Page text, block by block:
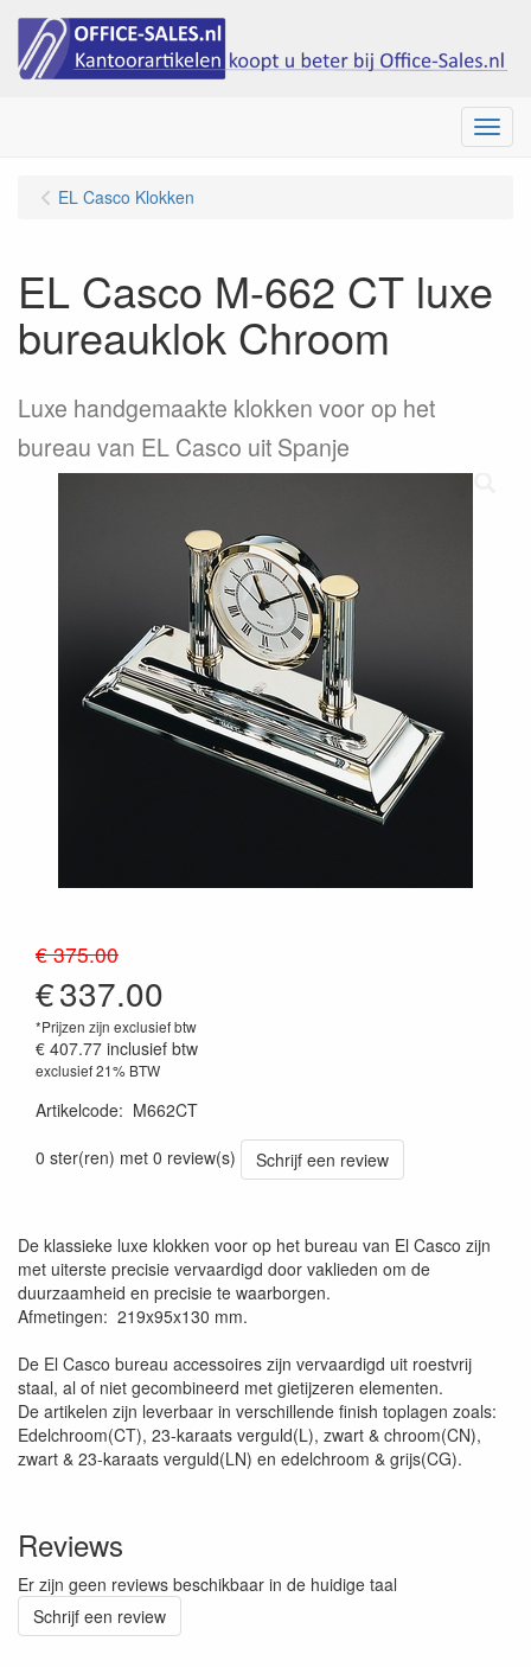
Menu
EL Casco Klokken
EL Casco M-662 CT luxe
bureauklok Chroom
Luxe handgemaakte klokken voor op het
bureau van EL Casco uit Spanje
€ 375.00
€337.00
*Prijzen zijn exclusief btw
€ 407.77 inclusief btw
exclusief 21% BTW
Artikelcode: M662CT
0 ster(ren) met 0 review(s)
Schrijf een review
De klassieke luxe klokken voor op het bureau van El Casco zijn
met uiterste precisie vervaardigd door vaklieden om de
duurzaamheid en precisie te waarborgen.
Afmetingen: 219x95x130 mm.
De El Casco bureau accessoires zijn vervaardigd uit roestvrij
staal, al of niet gecombineerd met gietijzeren elementen.
De artikelen zijn leverbaar in verschillende finish toplagen zoals:
Edelchroom(CT), 23-karaats verguld(L), zwart & chroom(CN),
zwart & 23-karaats verguld(LN) en edelchroom & grijs(CG).
Reviews
Er zijn geen reviews beschikbaar in de huidige taal
Schrijf een review